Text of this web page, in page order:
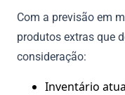
Com a previsão em
produtos extras que
consideração:
Inventário